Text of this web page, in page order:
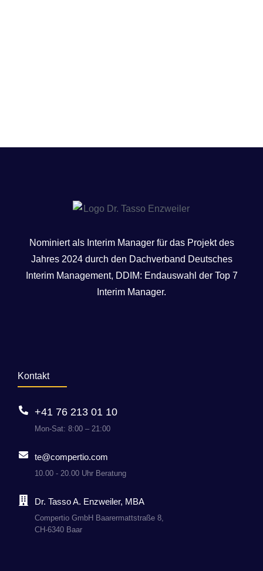
Nominiert als Interim Manager für das Projekt des
Jahres 2024 durch den Dachverband Deutsches
Interim Management, DDIM: Endauswahl der Top 7
Interim Manager.
Kontakt
+41 76 213 01 10
Mon-Sat: 8:00 – 21:00
te@compertio.com
10.00 - 20.00 Uhr Beratung
Dr. Tasso A. Enzweiler, MBA
Compertio GmbH Baarermattstraße 8,
CH-6340 Baar